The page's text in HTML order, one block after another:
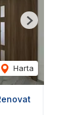
Harta
Next